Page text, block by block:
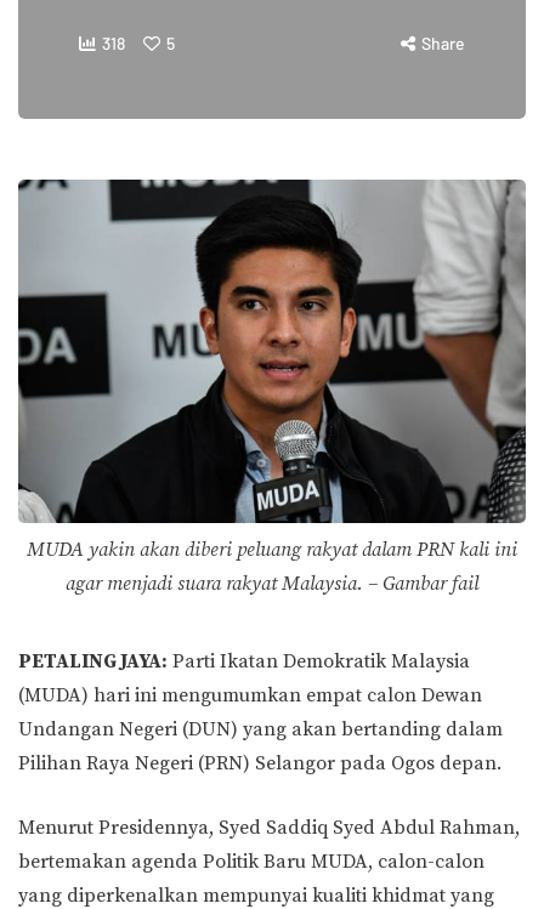
318 5 Share
MUDA yakin akan diberi peluang rakyat dalam PRN kali ini
agar menjadi suara rakyat Malaysia. – Gambar fail
PETALING JAYA: Parti Ikatan Demokratik Malaysia
(MUDA) hari ini mengumumkan empat calon Dewan
Undangan Negeri (DUN) yang akan bertanding dalam
Pilihan Raya Negeri (PRN) Selangor pada Ogos depan.
Menurut Presidennya, Syed Saddiq Syed Abdul Rahman,
bertemakan agenda Politik Baru MUDA, calon-calon
yang diperkenalkan mempunyai kualiti khidmat yang